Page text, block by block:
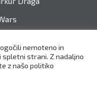
spletne strani:
nemoteno in
spletni strani. Z nadaljno
z našo politiko